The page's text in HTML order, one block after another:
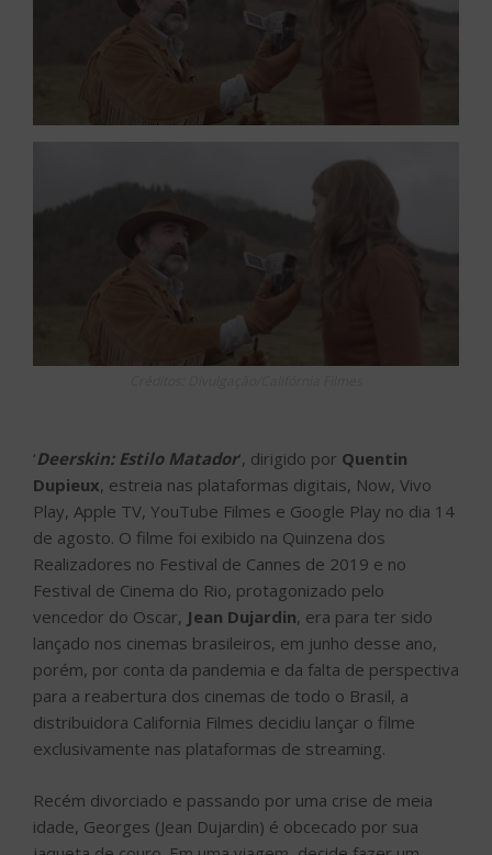
‘Deerskin: Estilo Matador‘, dirigido por Quentin
Dupieux, estreia nas plataformas digitais, Now, Vivo
Play, Apple TV, YouTube Filmes e Google Play no dia 14
de agosto. O filme foi exibido na Quinzena dos
Realizadores no Festival de Cannes de 2019 e no
Festival de Cinema do Rio, protagonizado pelo
vencedor do Oscar, Jean Dujardin, era para ter sido
lançado nos cinemas brasileiros, em junho desse ano,
porém, por conta da pandemia e da falta de perspectiva
para a reabertura dos cinemas de todo o Brasil, a
distribuidora California Filmes decidiu lançar o filme
exclusivamente nas plataformas de streaming.
Recém divorciado e passando por uma crise de meia
idade, Georges (Jean Dujardin) é obcecado por sua